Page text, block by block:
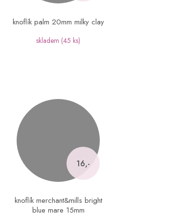
knoflík palm 20mm milky clay
skladem (45 ks)
16,-
knoflík merchant&mills bright
blue mare 15mm